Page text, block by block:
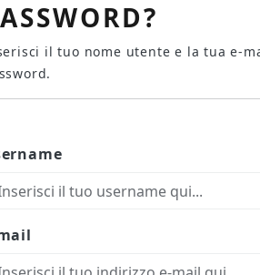
il tuo nome utente e la tua e-